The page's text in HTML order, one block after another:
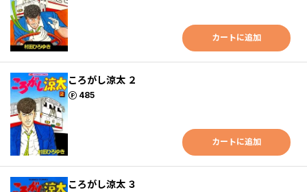
カートに追加
ころがし涼太 ２
485
ポイント
カートに追加
ころがし涼太 ３